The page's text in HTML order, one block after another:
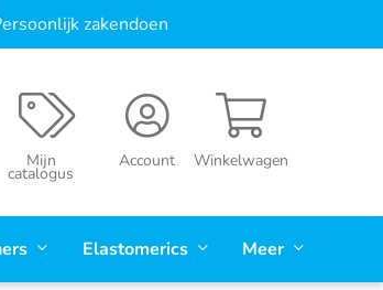
zakendoen
Winkelwagen
Account
Mijn
catalogus
Elastomerics Meer